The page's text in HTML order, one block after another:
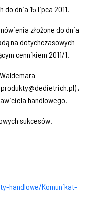
dnia 15 lipca 2011.
złożone do dnia
na dotychczasowych
cennikiem 2011/1.
,
handlowego.
sukcesów.
handlowe/Komunikat-